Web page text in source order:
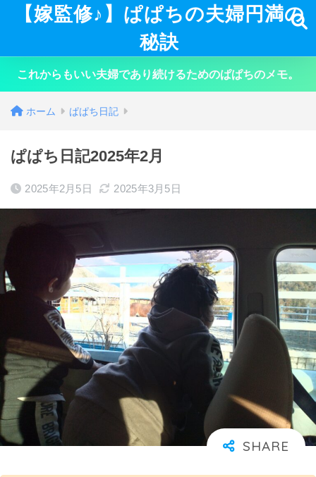
【嫁監修♪】ぱぱちの夫婦円満の
秘訣
これからもいい夫婦であり続けるためのぱぱちのメモ。
ホーム ぱぱち日記
ぱぱち日記2025年2月
2025年2月5日 2025年3月5日